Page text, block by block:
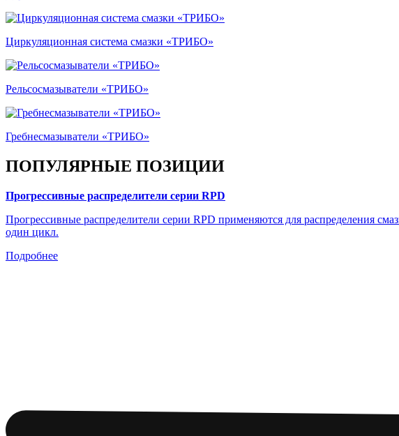
Циркуляционная система смазки «ТРИБО»
Рельсосмазыватели «ТРИБО»
Гребнесмазыватели «ТРИБО»
ПОПУЛЯРНЫЕ ПОЗИЦИИ
Прогрессивные распределители серии RPD
Прогрессивные распределители серии RPD применяются для распределения
один цикл.
Подробнее